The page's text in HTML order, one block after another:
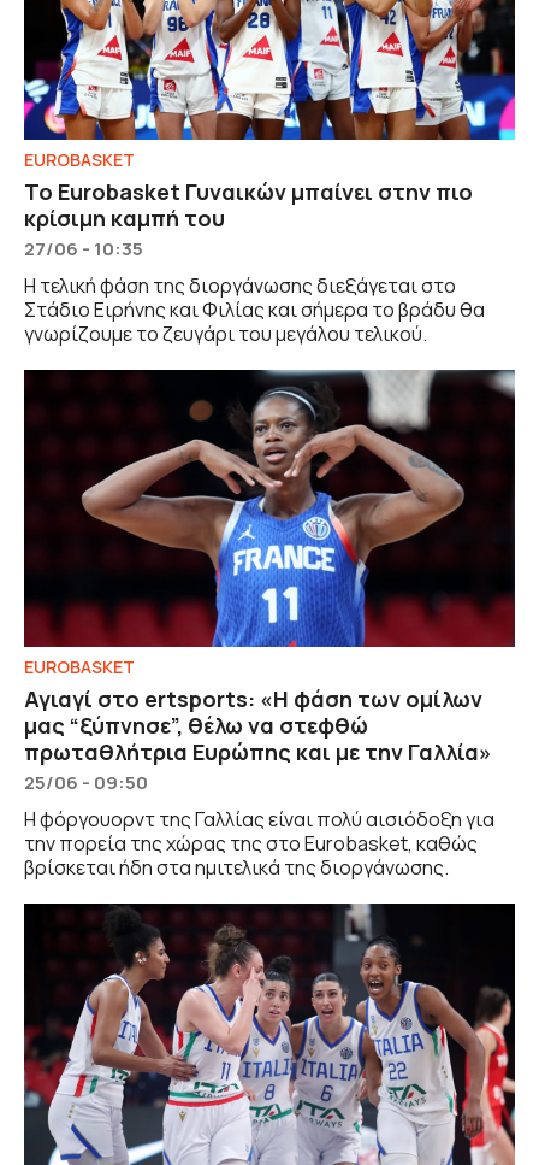
EUROBASKET
Το Eurobasket Γυναικών μπαίνει στην πιο
κρίσιμη καμπή του
27/06 - 10:35
Η τελική φάση της διοργάνωσης διεξάγεται στο
Στάδιο Ειρήνης και Φιλίας και σήμερα το βράδυ θα
γνωρίζουμε το ζευγάρι του μεγάλου τελικού.
EUROBASKET
Αγιαγί στο ertsports: «Η φάση των ομίλων
μας “ξύπνησε”, θέλω να στεφθώ
πρωταθλήτρια Ευρώπης και με την Γαλλία»
25/06 - 09:50
Η φόργουορντ της Γαλλίας είναι πολύ αισιόδοξη για
την πορεία της χώρας της στο Eurobasket, καθώς
βρίσκεται ήδη στα ημιτελικά της διοργάνωσης.